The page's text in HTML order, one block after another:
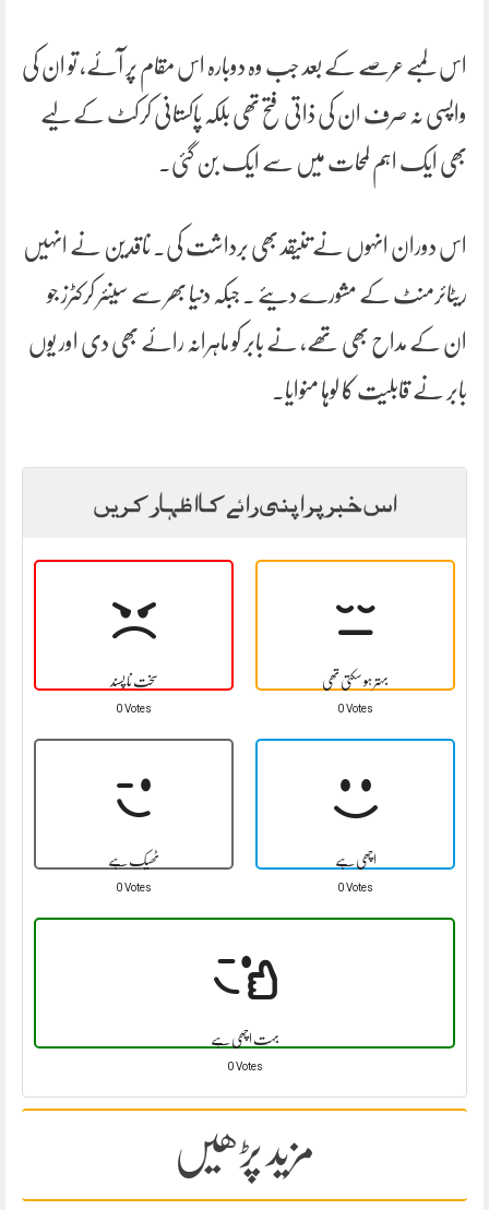
اس لمبے عرصے کے بعد جب وہ دوبارہ اس مقام پر آئے، تو ان کی
واپسی نہ صرف ان کی ذاتی فتح تھی بلکہ پاکستانی کرکٹ کے لیے
بھی ایک اہم لمحات میں سے ایک بن گئی۔
اس دوران انہوں نے تنیقد بھی برداشت کی۔ ناقدین نے انہیں
ریٹائرمنٹ کے مشورے دیئے ۔ جبکہ دنیا بھر سے سینئر کرکٹرز جو
ان کے مداح بھی تھے، نے بابر کو ماہرانہ رائے بھی دی اور یوں
بابر نے قابلیت کا لوہا منوایا۔
اس خبر پر اپنی رائے کا اظہار کریں
سخت نا پسند
0 Votes
بہتر ہو سکتی تھی
0 Votes
ٹھیک ہے
0 Votes
اچھی ہے
0 Votes
بہت اچھی ہے
0 Votes
مزید پڑھیں